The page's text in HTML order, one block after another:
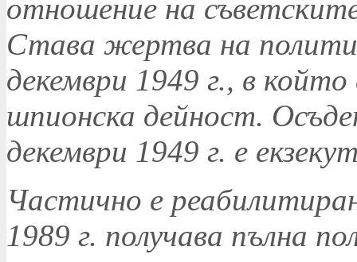
отношение на
Става жертва на
декември 1949 г., в
шпионска дейност.
декември 1949 г. е
Частично е
1989 г. получава пълна